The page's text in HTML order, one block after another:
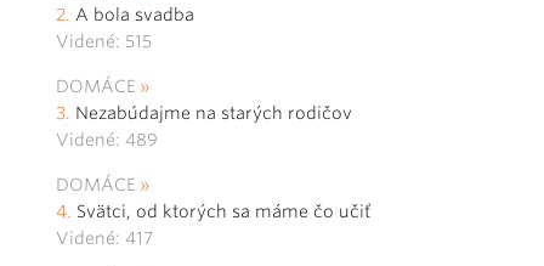
A bola svadba
Videné: 515
DOMÁCE
Nezabúdajme na starých rodičov
Videné: 489
DOMÁCE
Svätci, od ktorých sa máme čo učiť
Videné: 417